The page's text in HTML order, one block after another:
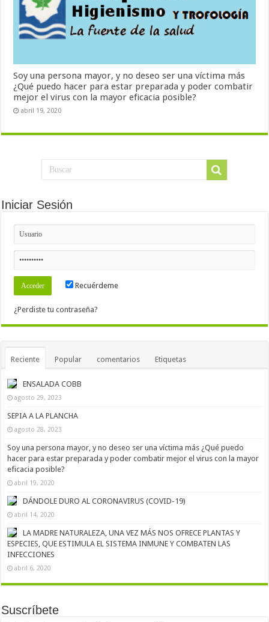
Soy una persona mayor, y no deseo ser una víctima más
¿Qué puedo hacer para estar preparada y poder combatir
mejor el virus con la mayor eficacia posible?
abril 19, 2020
Iniciar Sesión
Recuérdeme
¿Perdiste tu contraseña?
Reciente Popular comentarios Etiquetas
ENSALADA COBB
agosto 29, 2023
SEPIA A LA PLANCHA
agosto 28, 2023
Soy una persona mayor, y no deseo ser una víctima más ¿Qué puedo
hacer para estar preparada y poder combatir mejor el virus con la mayor
eficacia posible?
abril 19, 2020
DÁNDOLE DURO AL CORONAVIRUS (COVID-19)
abril 14, 2020
LA MADRE NATURALEZA, UNA VEZ MÁS NOS OFRECE PLANTAS Y
ESPECIES, QUE ESTIMULA EL SISTEMA INMUNE Y COMBATEN LAS
INFECCIONES
abril 6, 2020
Suscríbete